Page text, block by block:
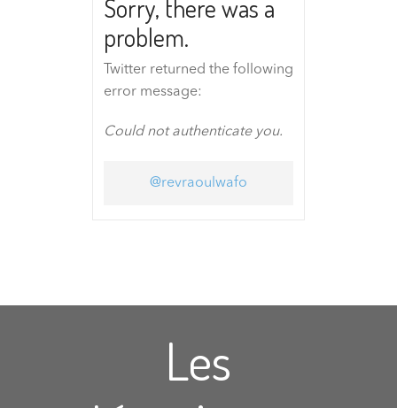
Sorry, there was a
problem.
Twitter returned the following
error message:
Could not authenticate you.
@revraoulwafo
Les